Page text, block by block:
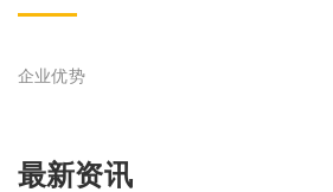
企业优势
最新资讯